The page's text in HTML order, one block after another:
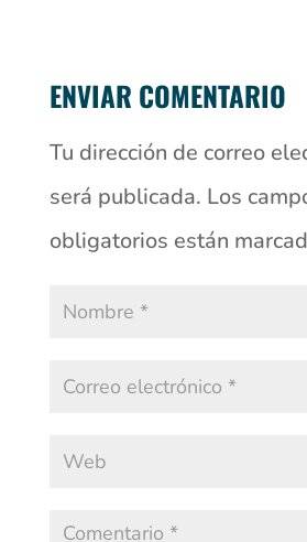
ENVIAR COMENTARIO
Tu dirección de correo
será publicada. Los
obligatorios están